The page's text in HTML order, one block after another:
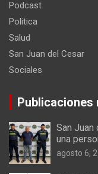
Podcast
Politica
Salud
San Juan del Cesar
Sociales
Publicaciones
San Juan
una
agosto 6,